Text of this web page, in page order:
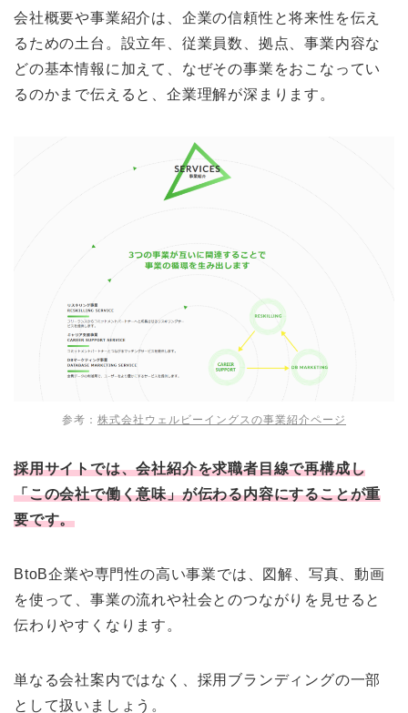
会社概要や事業紹介は、企業の信頼性と将来性を伝え
るための土台。設立年、従業員数、拠点、事業内容な
どの基本情報に加えて、なぜその事業をおこなってい
るのかまで伝えると、企業理解が深まります。
参考： 株式会社ウェルビーイングスの事業紹介ページ
採用サイトでは、会社紹介を求職者目線で再構成し
「この会社で働く意味」が伝わる内容にすることが重
要です。
BtoB企業や専門性の高い事業では、図解、写真、動画
を使って、事業の流れや社会とのつながりを見せると
伝わりやすくなります。
単なる会社案内ではなく、採用ブランディングの一部
として扱いましょう。